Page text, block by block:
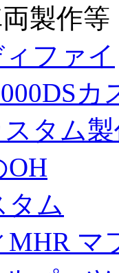
製作等
ファイ
カ
スタム
OH
タム
MHR マ